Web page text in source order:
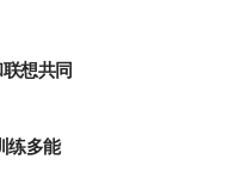
想共同
练多能